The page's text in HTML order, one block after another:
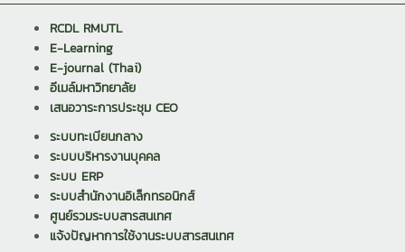
RCDL RMUTL
E-Learning
E-journal (Thai)
อีเมล์มหาวิทยาลัย
เสนอวาระการประชุม CEO
ระบบทะเบียนกลาง
ระบบบริหารงานบุคคล
ระบบ ERP
ระบบสำนักงานอิเล็กทรอนิกส์
ศูนย์รวมระบบสารสนเทศ
แจ้งปัญหาการใช้งานระบบสารสนเทศ